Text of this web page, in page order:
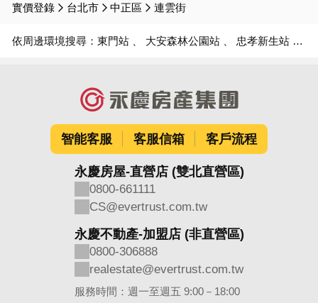
實價登錄 台北市 中正區 連雲街
依周邊環境搜尋： 東門站 大安森林公園站 忠孝新生站
智能客服 客服信箱 客戶流程
永慶房屋-直營店 (雙北直營區)
0800-661111
CS@evertrust.com.tw
永慶不動產-加盟店 (非直營區)
0800-306888
realestate@evertrust.com.tw
服務時間：週一至週五 9:00－18:00